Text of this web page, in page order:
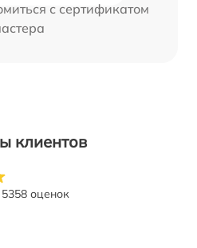
с сертификатом
клиентов
5358 оценок